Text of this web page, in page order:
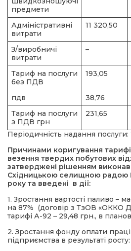
предмети
Адміністративні
витрати
11 320,50
З/виробничі
витрати
–
Тариф на послуги
без ПДВ
193,05
пдв 38,76
Тариф на послуги
з ПДВ грн
231,65
Періодичність надання послуги:
Причинами коригування
везення твердих побутових
затвер­джені рішенням
Східницькою селищною радою
року та введені в дії:
1. Зростання вартості паливо –
на 87% (договір з ТзОВ «ОККО
тарифі А-92 – 29,48 грн., в
2. Зростання фонду оплати
підприємства в результаті росту: